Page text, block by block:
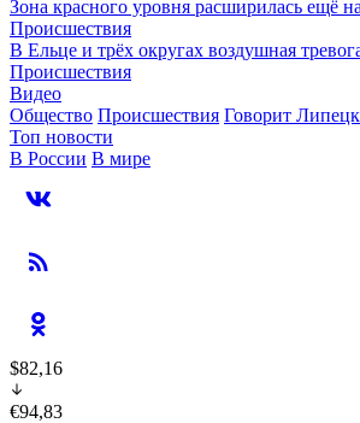
Зона красного уровня расширилась ещё
Происшествия
В Ельце и трёх округах воздушная
Происшествия
Видео
Общество Происшествия Говорит Липецк
Топ новости
В России В мире
$82,16
€94,83